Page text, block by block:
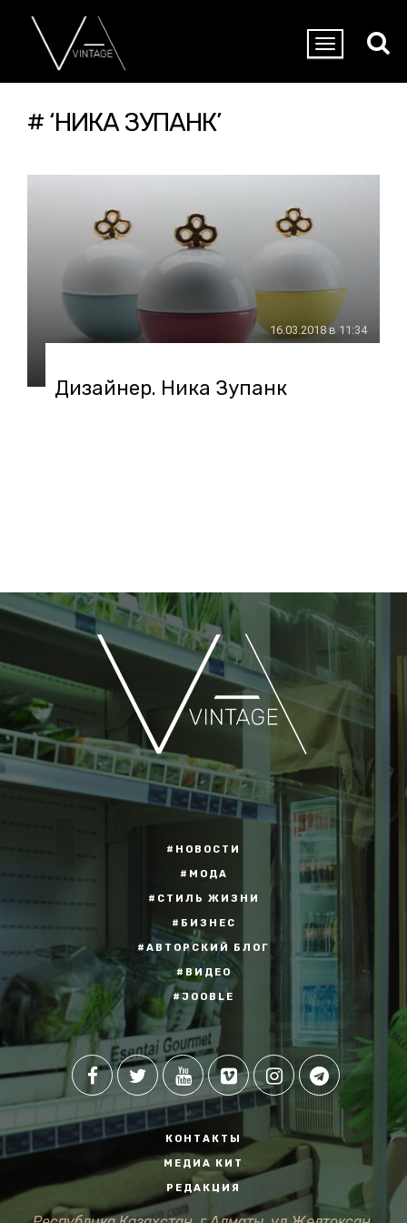
# ‘НИКА ЗУПАНК’
16.03.2018 в 11:34
Дизайнер. Ника Зупанк
#НОВОСТИ
#МОДА
#СТИЛЬ ЖИЗНИ
#БИЗНЕС
#АВТОРСКИЙ БЛОГ
#ВИДЕО
#JOOBLE
КОНТАКТЫ
МЕДИА КИТ
РЕДАКЦИЯ